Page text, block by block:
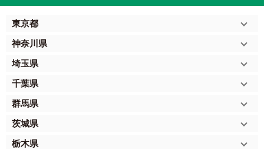
東京都
神奈川県
埼玉県
千葉県
群馬県
茨城県
栃木県